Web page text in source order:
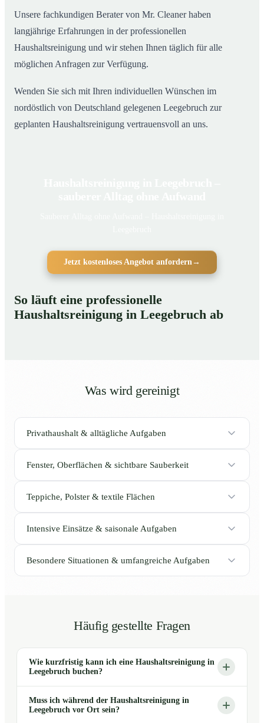
Unsere fachkundigen Berater von Mr. Cleaner haben
langjährige Erfahrungen in der professionellen
Haushaltsreinigung und wir stehen Ihnen täglich für alle
möglichen Anfragen zur Verfügung.
Wenden Sie sich mit Ihren individuellen Wünschen im
nordöstlich von Deutschland gelegenen Leegebruch zur
geplanten Haushaltsreinigung vertrauensvoll an uns.
Jetzt kostenloses Angebot anfordern→
So läuft eine professionelle
Haushaltsreinigung in Leegebruch ab
Was wird gereinigt
Privathaushalt & alltägliche Aufgaben
Fenster, Oberflächen & sichtbare Sauberkeit
Teppiche, Polster & textile Flächen
Intensive Einsätze & saisonale Aufgaben
Besondere Situationen & umfangreiche Aufgaben
Häufig gestellte Fragen
Wie kurzfristig kann ich eine Haushaltsreinigung in
Leegebruch buchen?
Muss ich während der Haushaltsreinigung in
Leegebruch vor Ort sein?